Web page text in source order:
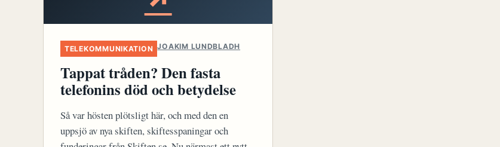
TELEKOMMUNIKATION JOAKIM LUNDBLADH
Tappat tråden? Den fasta
telefonins död och betydelse
Så var hösten plötsligt här, och med den en
uppsjö av nya skiften, skiftesspaningar och